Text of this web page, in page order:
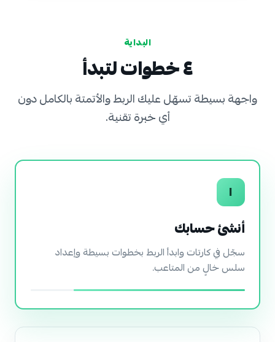
البداية
٤ خطوات لتبدأ
واجهة بسيطة تسهّل عليك الربط والأتمتة بالكامل دون
أي خبرة تقنية.
١
أنشئ حسابك
سجّل في كارتات وابدأ الربط بخطوات بسيطة وإعداد
سلس خالٍ من المتاعب.